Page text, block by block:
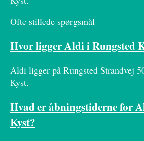
Ofte stillede spørgsmål
Hvor ligger Aldi i Rungsted
Aldi ligger på Rungsted Strandvej
Kyst.
Hvad er åbningstiderne for
Kyst?